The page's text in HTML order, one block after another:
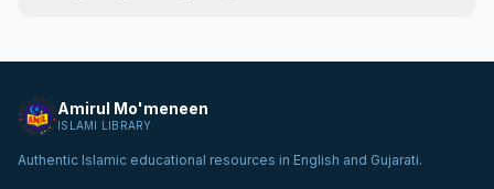
Amirul Mo'meneen
ISLAMI LIBRARY
Authentic Islamic educational resources in English and Gujarati.